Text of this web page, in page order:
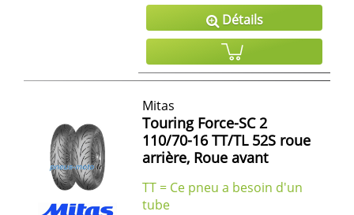
Détails
Mitas
Touring Force-SC 2
110/70-16 TT/TL 52S roue
arrière, Roue avant
TT = Ce pneu a besoin d'un
tube